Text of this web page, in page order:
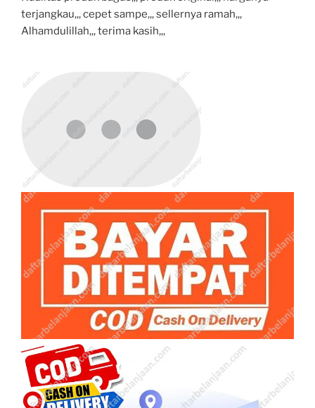
terjangkau,,, cepet sampe,,, sellernya ramah,,,
Alhamdulillah,,, terima kasih,,,